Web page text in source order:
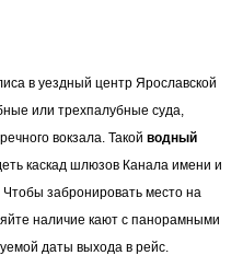
в уездный центр Ярославской
или трехпалубные суда,
вокзала. Такой водный
каскад шлюзов Канала имени и
Чтобы забронировать место на
наличие кают с панорамными
даты выхода в рейс.